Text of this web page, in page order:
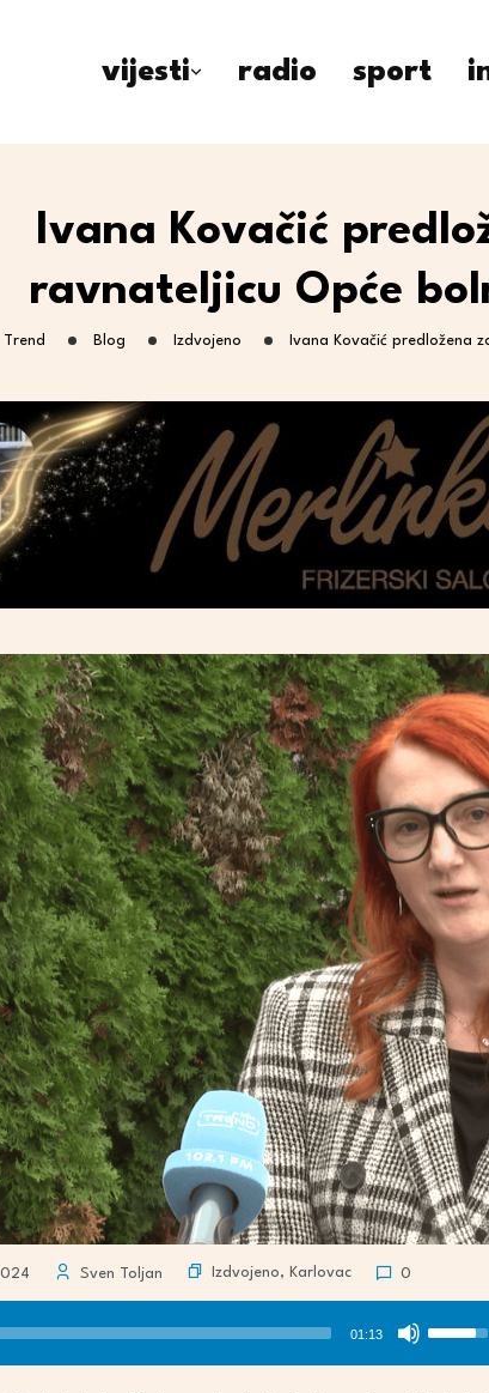
vijesti radio sport
Ivana Kovačić
ravnateljicu Opće
Trend Blog Izdvojeno Ivana Kovačić predložena
Sven Toljan Izdvojeno, Karlovac 0
01:13
Use
Up/